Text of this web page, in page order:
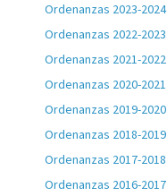
Ordenanzas 2023-2024
Ordenanzas 2022-2023
Ordenanzas 2021-2022
Ordenanzas 2020-2021
Ordenanzas 2019-2020
Ordenanzas 2018-2019
Ordenanzas 2017-2018
Ordenanzas 2016-2017